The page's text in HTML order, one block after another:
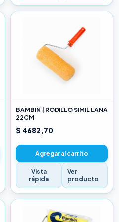
BAMBIN | RODILLO SIMIL LANA
22CM
$ 4682,70
Agregar al carrito
Vista
rápida
Ver
producto